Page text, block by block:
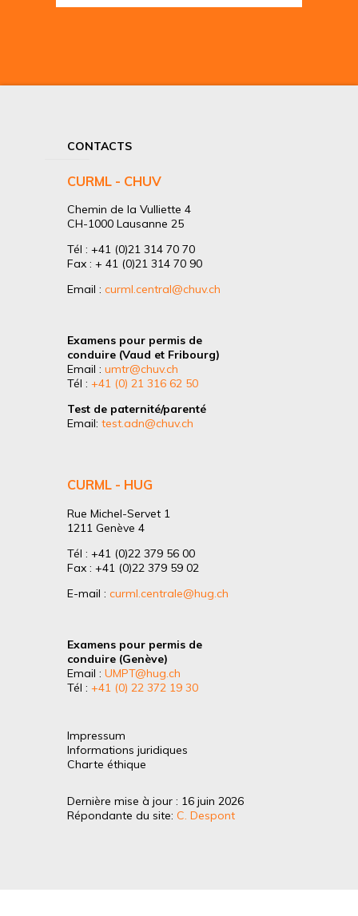
CONTACTS
CURML - CHUV
Chemin de la Vulliette 4
CH-1000 Lausanne 25
Tél : +41 (0)21 314 70 70
Fax : + 41 (0)21 314 70 90
Email : curml.central@chuv.ch
Examens pour permis de
conduire (Vaud et Fribourg)
Email : umtr@chuv.ch
Tél : +41 (0) 21 316 62 50
Test de paternité/parenté
Email: test.adn@chuv.ch
CURML - HUG
Rue Michel-Servet 1
1211 Genève 4
Tél : +41 (0)22 379 56 00
Fax : +41 (0)22 379 59 02
E-mail : curml.centrale@hug.ch
Examens pour permis de
conduire (Genève)
Email : UMPT@hug.ch
Tél : +41 (0) 22 372 19 30
Impressum
Informations juridiques
Charte éthique
Dernière mise à jour : 16 juin 2026
Répondante du site: C. Despont